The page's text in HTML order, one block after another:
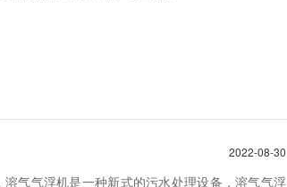
2022-08-30
气气浮机是一种新式的污水处理设备，溶气气浮